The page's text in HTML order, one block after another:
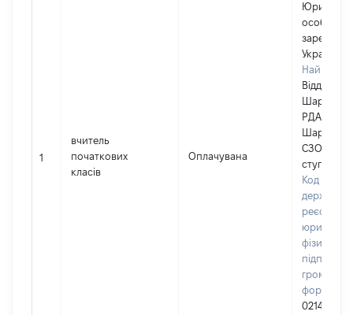
1
вчитель
початкових
класів
Оплачувана
Юридична
особа,
Україні
Відділ
РДА
СЗОШ І-ІІІ
ступенів)
Код в
реєстрі
фізичних
02141515